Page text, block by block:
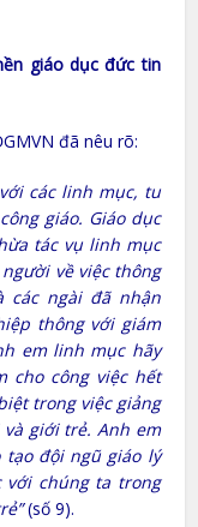
giáo dục đức tin
đã nêu rõ:
các linh mục, tu
giáo. Giáo dục
tác vụ linh mục
về việc thông
các ngài đã nhận
thông với giám
em linh mục hãy
cho công việc hết
trong việc giảng
giới trẻ. Anh em
đội ngũ giáo lý
với chúng ta trong
(số 9).